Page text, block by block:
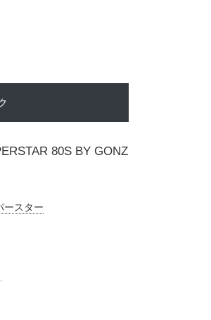
80S BY GONZ
ースター